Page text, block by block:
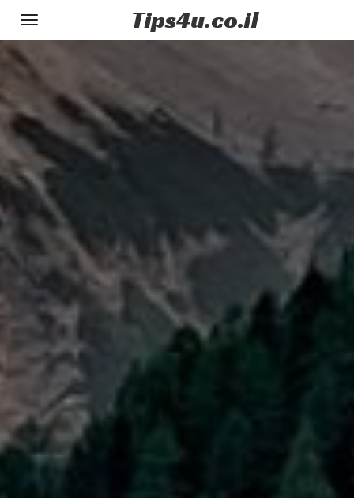
Tips4u.co.il